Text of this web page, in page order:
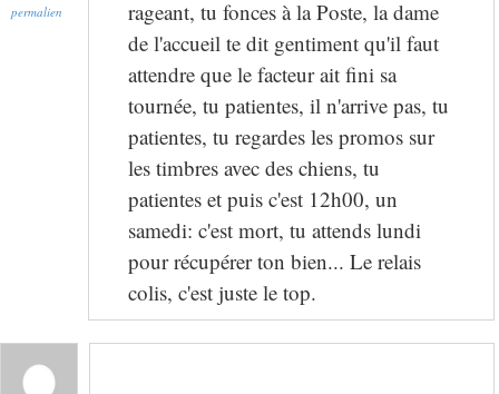
permalien
rageant, tu fonces à la Poste, la dame
de l'accueil te dit gentiment qu'il faut
attendre que le facteur ait fini sa
tournée, tu patientes, il n'arrive pas, tu
patientes, tu regardes les promos sur
les timbres avec des chiens, tu
patientes et puis c'est 12h00, un
samedi: c'est mort, tu attends lundi
pour récupérer ton bien... Le relais
colis, c'est juste le top.